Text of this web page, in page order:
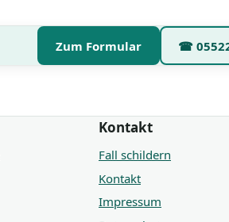
Zum Formular ☎
Kontakt
Fall schildern
Kontakt
Impressum